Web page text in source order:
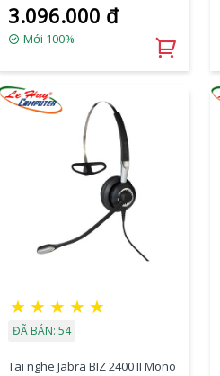
3.096.000 đ
Mới 100%
★ ★ ★ ★ ★
ĐÃ BÁN: 54
Tai nghe Jabra BIZ 2400 II Mono